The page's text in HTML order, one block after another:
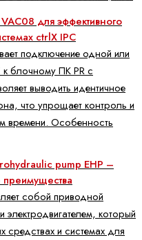
для эффективного
ctrlX IPC
подключение одной или
к блочному ПК PR с
выводить идентичное
что упрощает контроль и
времени. Особенность
pump EHP –
преимущества
собой приводной
который
средствах и системах для